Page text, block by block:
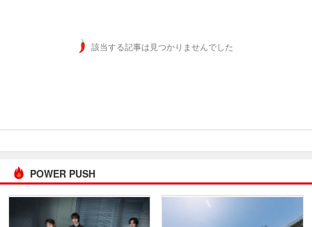
該当する記事は見つかりませんでした
POWER PUSH